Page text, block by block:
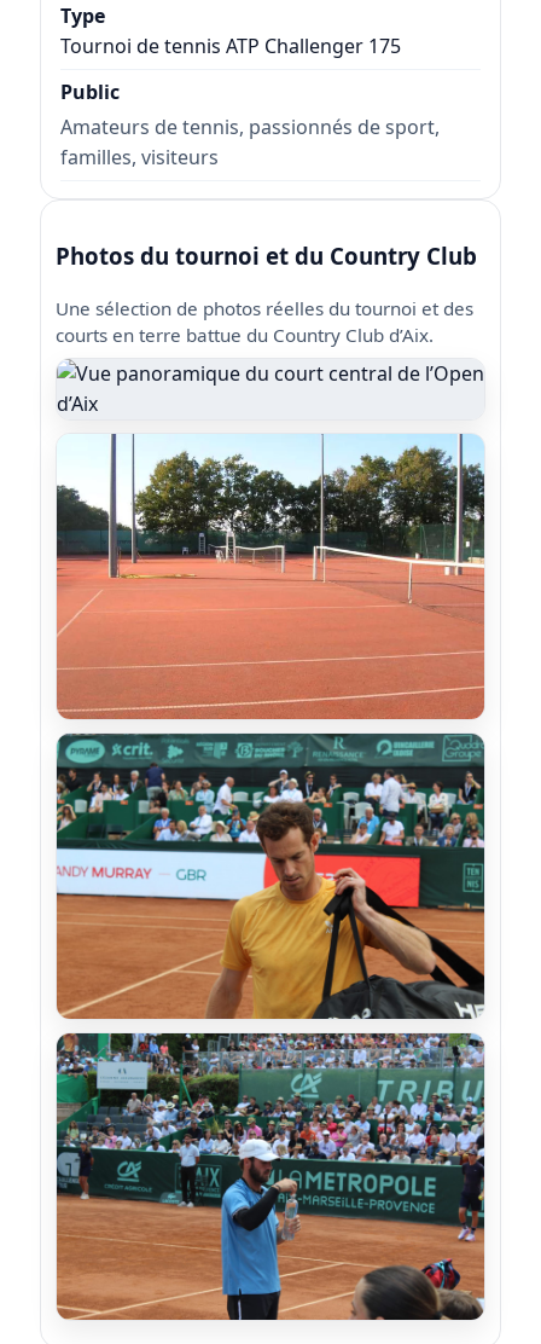
Type
Tournoi de tennis ATP Challenger 175
Public
Amateurs de tennis, passionnés de sport,
familles, visiteurs
Photos du tournoi et du Country Club
Une sélection de photos réelles du tournoi et des
courts en terre battue du Country Club d’Aix.